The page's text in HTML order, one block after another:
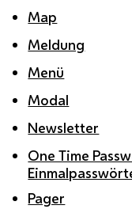
Map
Meldung
Menü
Modal
Newsletter
One Time
Pager